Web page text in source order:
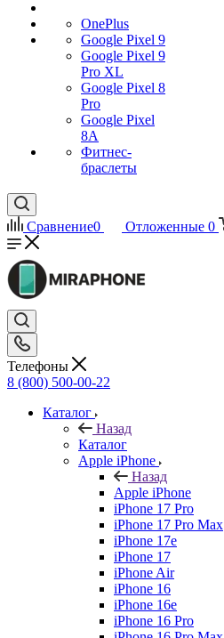
OnePlus
Google Pixel 9
Google Pixel 9
Pro XL
Google Pixel 8
Pro
Google Pixel
8A
Фитнес-
браслеты
Сравнение0 Отложенные 0
Телефоны
8 (800) 500-00-22
Каталог
Назад
Каталог
Apple iPhone
Назад
Apple iPhone
iPhone 17 Pro
iPhone 17 Pro Max
iPhone 17e
iPhone 17
iPhone Air
iPhone 16
iPhone 16e
iPhone 16 Pro